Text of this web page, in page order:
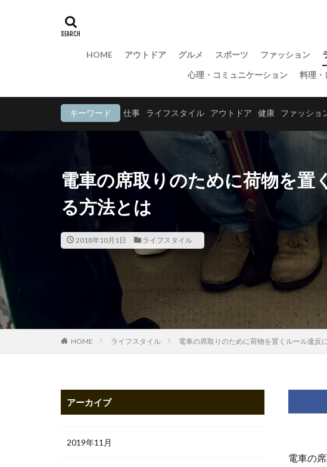
HOME アウトドア グルメ スポーツ ファッション
心理・コミュニケーション
料理・
キーワード 仕事 ライフスタイル アウトドア 健康 ファッショ
電車の席取りのために荷物を置
る方法とは
2018年10月1日 ライフスタイル
HOME ライフスタイル 電車の席取りのために荷物を置くルール違反
電車の
アーカイブ
2019年11月